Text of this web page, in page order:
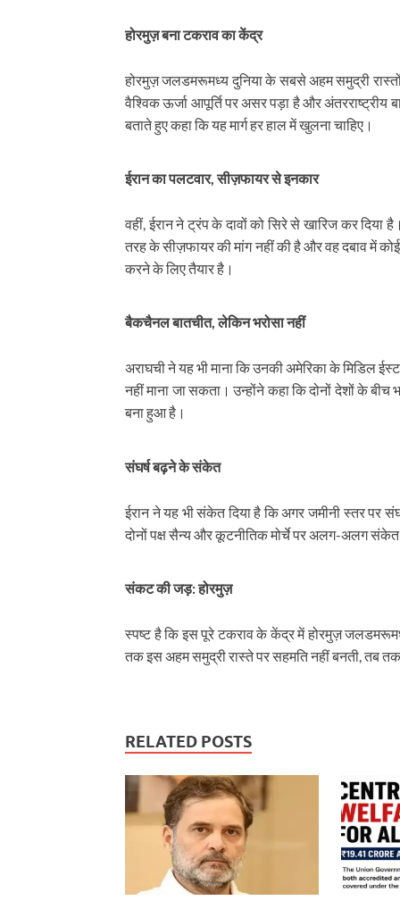
होरमुज़ बना टकराव का केंद्र
होरमुज़ जलडमरूमध्य दुनिया के सबसे अहम समुद्री
वैश्विक ऊर्जा आपूर्ति पर असर पड़ा है और अंतरराष्ट्रीय
बताते हुए कहा कि यह मार्ग हर हाल में खुलना चाहिए।
ईरान का पलटवार, सीज़फायर से इनकार
वहीं, ईरान ने ट्रंप के दावों को सिरे से खारिज कर दिया
तरह के सीज़फायर की मांग नहीं की है और वह दबाव में
करने के लिए तैयार है।
बैकचैनल बातचीत, लेकिन भरोसा नहीं
अराघची ने यह भी माना कि उनकी अमेरिका के मिडिल
नहीं माना जा सकता। उन्होंने कहा कि दोनों देशों के
बना हुआ है।
संघर्ष बढ़ने के संकेत
ईरान ने यह भी संकेत दिया है कि अगर जमीनी स्तर पर
दोनों पक्ष सैन्य और कूटनीतिक मोर्चे पर अलग-अलग
संकट की जड़: होरमुज़
स्पष्ट है कि इस पूरे टकराव के केंद्र में होरमुज़
तक इस अहम समुद्री रास्ते पर सहमति नहीं बनती, तब
RELATED POSTS